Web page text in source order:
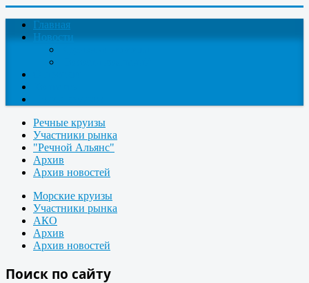
Главная
Новости
Речные круизы
Участники рынка
"Речной Альянс"
Архив
Архив новостей
Морские круизы
Участники рынка
АКО
Архив
Архив новостей
Поиск по сайту